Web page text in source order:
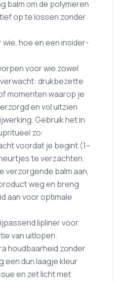
balm om de polymeren
op te lossen zonder
hoe en een insider-
voor wie zowel
drukbezette
momenten waarop je
en vol uitzien
Gebruik het in
zo:
voordat je begint (1–
te verzachten.
verzorgende balm aan,
weg en breng
aan voor optimale
lipliner voor
van uitlopen.
houdbaarheid zonder
een dun laagje kleur
en zet licht met